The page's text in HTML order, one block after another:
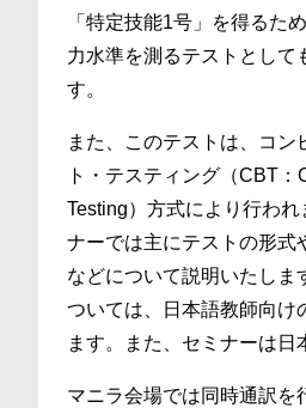
「特定技能1号」を得るた
力水準を測るテストとして
す。
また、このテストは、コン
ト・テスティング（CBT：
Testing）方式により行わ
ナーでは主にテストの形式
などについて説明いたしま
ついては、日本語教師向け
ます。また、セミナーは日
マニラ会場では同時通訳を